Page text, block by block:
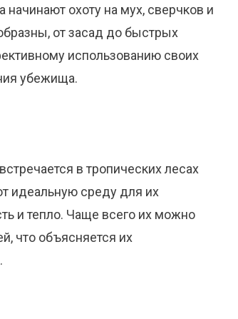
охоту на мух, сверчков и
от засад до быстрых
использованию своих
убежища.
в тропических лесах
идеальную среду для их
и тепло. Чаще всего их можно
что объясняется их